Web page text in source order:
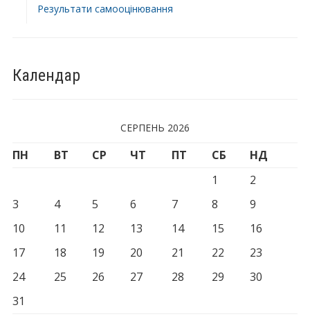
Результати самооцінювання
Календар
СЕРПЕНЬ 2026
ПН ВТ СР ЧТ ПТ СБ
НД
1
2
3
4 5 6 7 8
9
10
11 12 13 14 15
16
17
18 19 20 21 22
23
24
25 26 27 28 29
30
31